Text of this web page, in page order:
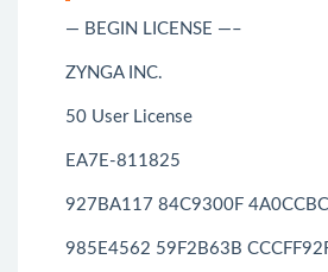
— BEGIN LICENSE —–
ZYNGA INC.
50 User License
EA7E-811825
927BA117 84C9300F
985E4562 59F2B63B